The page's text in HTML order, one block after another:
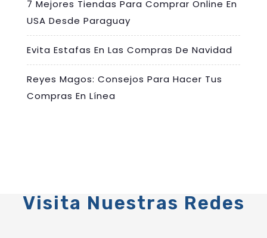
7 Mejores Tiendas Para Comprar Online En
USA Desde Paraguay
Evita Estafas En Las Compras De Navidad
Reyes Magos: Consejos Para Hacer Tus
Compras En Línea
Visita Nuestras Redes